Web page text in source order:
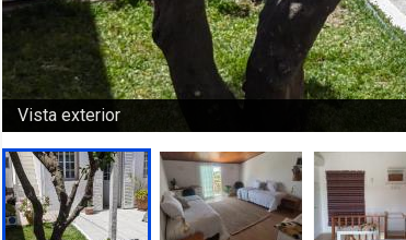
Vista exterior